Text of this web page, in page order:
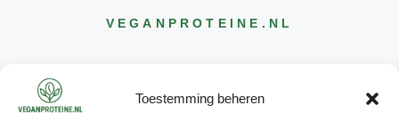
Toestemming beheren
VEGANPROTEINE .NL